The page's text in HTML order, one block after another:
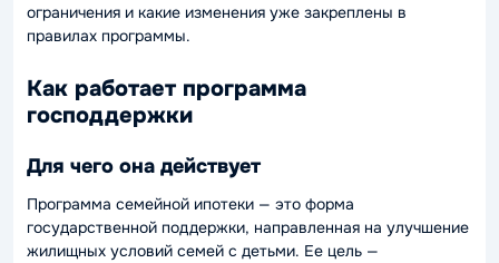
ограничения и какие изменения уже закреплены в
правилах программы.
Как работает программа
господдержки
Для чего она действует
Программа семейной ипотеки — это форма
государственной поддержки, направленная на улучшение
жилищных условий семей с детьми. Ее цель —